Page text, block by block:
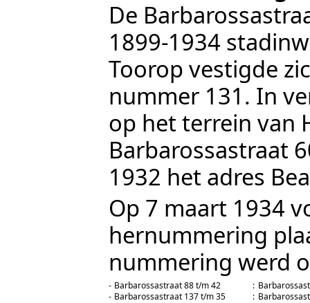
De
1899-1934
Toorop vestigde
nummer 131. In
op het terrein van
Barbarossastraat
1932 het adres
Op 7 maart 1934
hernummering
nummering werd
- Barbarossastraat 88 t/m 42 :
- Barbarossastraat 137 t/m 35 :